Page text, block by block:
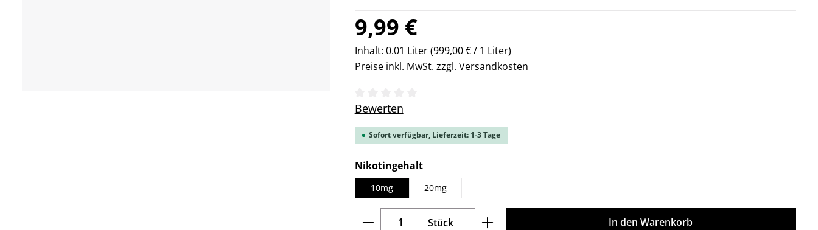
Regulärer Preis:
9,99 €
Inhalt: 0.01 Liter(999,00 € / 1 Liter)
Preise inkl. MwSt. zzgl. Versandkosten
Durchschnittliche Bewertung von 0 von 5 Sternen
Bewerten
Sofort verfügbar, Lieferzeit: 1-3 Tage
Nikotingehaltauswählen
10mg 20mg
Produkt Anzahl: Gib den gewünschten Wert ein oder benutze die
Stück In den Warenkorb